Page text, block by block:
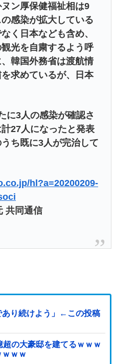
ヌン厚保健福祉相は9
感染が拡大している
く日本なども含め、
光を自粛するよう呼
韓国外務省は渡航情
求めているが、日本
に3人の感染が確認さ
27人になったと発表
ち既に3人が完治して
hl?a=20200209-
共同通信
あり続けよう」←この投稿
の大豪邸を建てるｗｗｗ
ｗｗ